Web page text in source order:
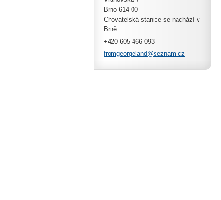
Brno 614 00
Chovatelská stanice se nachází v
Brně.
+420 605 466 093
fromgeorgeland@seznam.cz